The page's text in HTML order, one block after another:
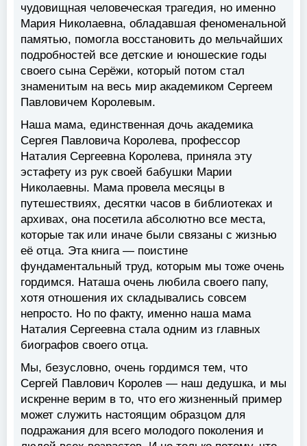
чудовищная человеческая трагедия, но именно
Мария Николаевна, обладавшая феноменальной
памятью, помогла восстановить до мельчайших
подробностей все детские и юношеские годы
своего сына Серёжи, который потом стал
знаменитым на весь мир академиком Сергеем
Павловичем Королевым.
Наша мама, единственная дочь академика
Сергея Павловича Королева, профессор
Наталия Сергеевна Королева, приняла эту
эстафету из рук своей бабушки Марии
Николаевны. Мама провела месяцы в
путешествиях, десятки часов в библиотеках и
архивах, она посетила абсолютно все места,
которые так или иначе были связаны с жизнью
её отца. Эта книга — поистине
фундаментальный труд, которым мы тоже очень
гордимся. Наташа очень любила своего папу,
хотя отношения их складывались совсем
непросто. Но по факту, именно наша мама
Наталия Сергеевна стала одним из главных
биографов своего отца.
Мы, безусловно, очень гордимся тем, что
Сергей Павлович Королев — наш дедушка, и мы
искренне верим в то, что его жизненный пример
может служить настоящим образцом для
подражания для всего молодого поколения и